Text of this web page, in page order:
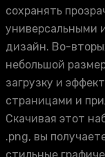
сохранять
универсальными
дизайн. Во-
небольшой
загрузку и
страницами и
Скачивая этот
.png, вы